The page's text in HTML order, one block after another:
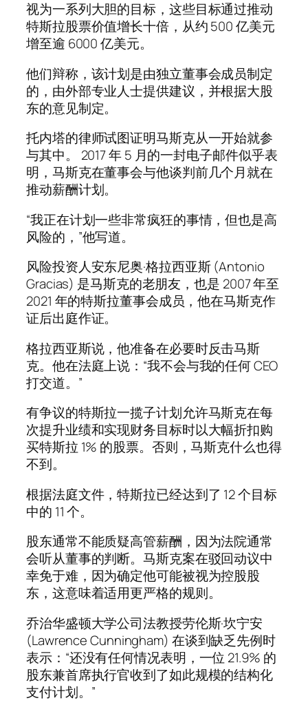
视为一系列大胆的目标，这些目标通过推动
特斯拉股票价值增长十倍，从约 500 亿美元
增至逾 6000 亿美元。
他们辩称，该计划是由独立董事会成员制定
的，由外部专业人士提供建议，并根据大股
东的意见制定。
托内塔的律师试图证明马斯克从一开始就参
与其中。 2017 年 5 月的一封电子邮件似乎表
明，马斯克在董事会与他谈判前几个月就在
推动薪酬计划。
“我正在计划一些非常疯狂的事情，但也是高
风险的，”他写道。
风险投资人安东尼奥·格拉西亚斯 (Antonio
Gracias) 是马斯克的老朋友，也是 2007 年至
2021 年的特斯拉董事会成员，他在马斯克作
证后出庭作证。
格拉西亚斯说，他准备在必要时反击马斯
克。他在法庭上说：“我不会与我的任何 CEO
打交道。”
有争议的特斯拉一揽子计划允许马斯克在每
次提升业绩和实现财务目标时以大幅折扣购
买特斯拉 1% 的股票。否则，马斯克什么也得
不到。
根据法庭文件，特斯拉已经达到了 12 个目标
中的 11 个。
股东通常不能质疑高管薪酬，因为法院通常
会听从董事的判断。马斯克案在驳回动议中
幸免于难，因为确定他可能被视为控股股
东，这意味着适用更严格的规则。
乔治华盛顿大学公司法教授劳伦斯·坎宁安
(Lawrence Cunningham) 在谈到缺乏先例时
表示：“还没有任何情况表明，一位 21.9% 的
股东兼首席执行官收到了如此规模的结构化
支付计划。”